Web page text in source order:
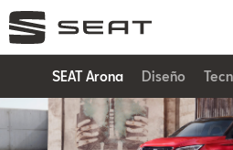
SEAT Arona Diseño